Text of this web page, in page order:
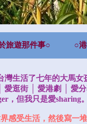
旅遊那件事○ ○
生活了七年的大馬女
愛逛街 │ 愛港劇 │ 愛
，但我只是愛sharing。
感受生活，然後寫一